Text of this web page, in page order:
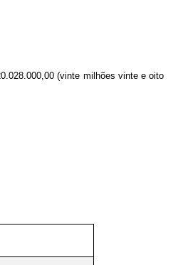
(vinte milhões vinte e oito